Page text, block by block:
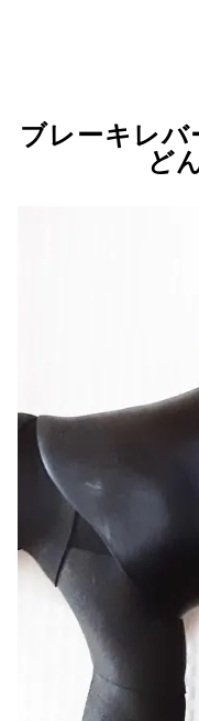
ブレーキレバ
ど